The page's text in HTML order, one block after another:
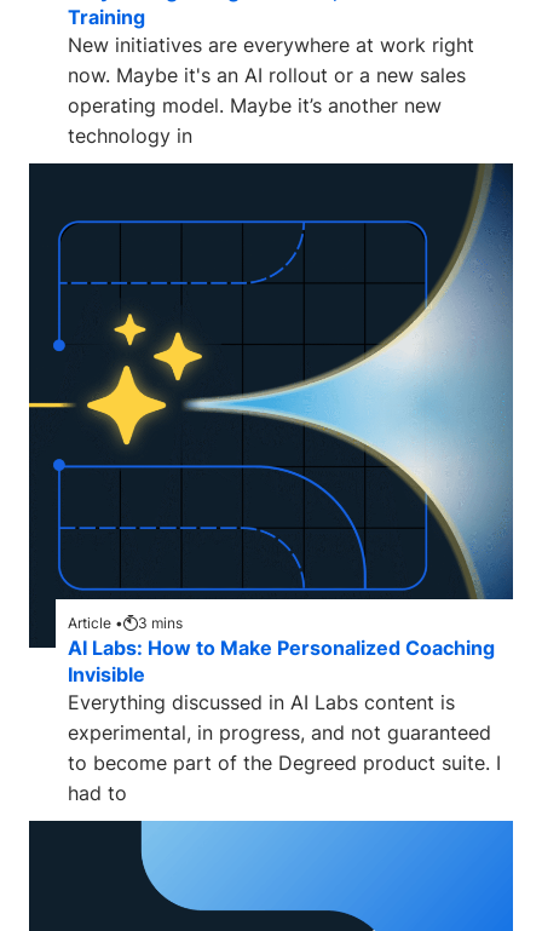
Training
New initiatives are everywhere at work right
now. Maybe it's an AI rollout or a new sales
operating model. Maybe it’s another new
technology in
Article • 3 mins
AI Labs: How to Make Personalized Coaching
Invisible
Everything discussed in AI Labs content is
experimental, in progress, and not guaranteed
to become part of the Degreed product suite. I
had to